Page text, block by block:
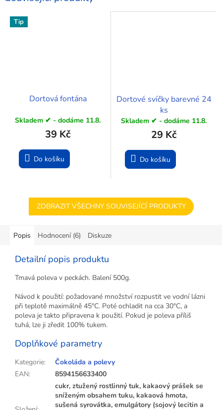
Tip
Dortová fontána
Skladem ✔ - dodáme 11.8.
39 Kč
Do košíku
Dortové svíčky barevné 24
ks
Skladem ✔ - dodáme 11.8.
29 Kč
Do košíku
ZOBRAZIT VŠECHNY SOUVISEJÍCÍ PRODUKTY
Popis Hodnocení (6) Diskuze
Detailní popis produktu
Tmavá poleva v peckách. Balení 500g.
Návod k použití: požadované množství rozpustit ve vodní lázni
při teplotě maximálně 45°C. Poté ochladit na cca 30°C, a
poleva je takto připravena k použití. Pokud je poleva příliš
tuhá, lze ji zředit 100% tukem.
Doplňkové parametry
Kategorie:
Čokoláda a polevy
EAN: 8594156633400
cukr, ztužený rostlinný tuk, kakaový prášek se
sníženým obsahem tuku, kakaová hmota,
sušená syrovátka, emulgátory (sojový lecitin a